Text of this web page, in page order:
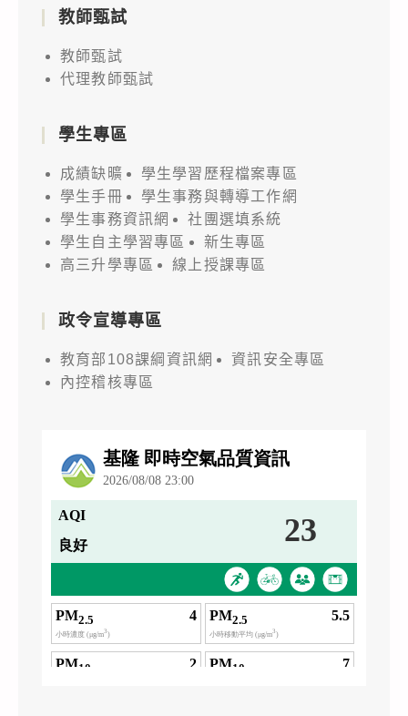
教師甄試
教師甄試
代理教師甄試
學生專區
成績缺曠
學生學習歷程檔案專區
學生手冊
學生事務與轉導工作網
學生事務資訊網
社團選填系統
學生自主學習專區
新生專區
高三升學專區
線上授課專區
政令宣導專區
教育部108課綱資訊網
資訊安全專區
內控稽核專區